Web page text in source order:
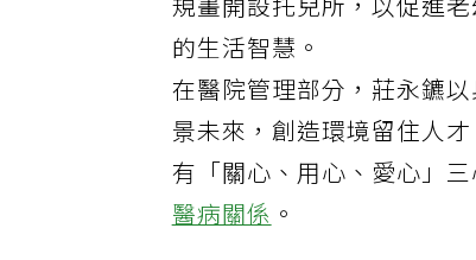
規畫開設托兒所，以促進
的生活智慧。
在醫院管理部分，莊永鑣
景未來，創造環境留住人
有「關心、用心、愛心」
醫病關係 。